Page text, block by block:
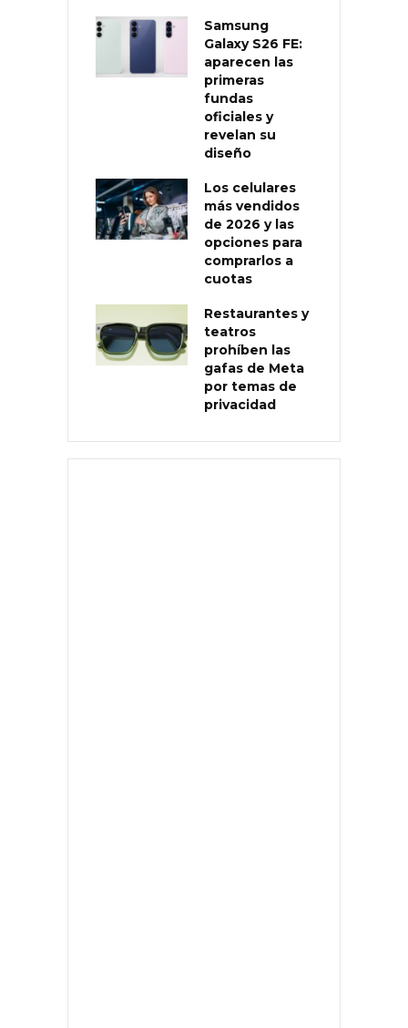
Samsung
Galaxy S26 FE:
aparecen las
primeras
fundas
oficiales y
revelan su
diseño
Los celulares
más vendidos
de 2026 y las
opciones para
comprarlos a
cuotas
Restaurantes y
teatros
prohíben las
gafas de Meta
por temas de
privacidad